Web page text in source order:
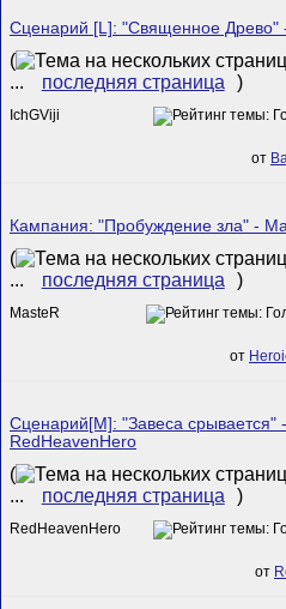
Сценарий [L]: "Священное Древо"
(
...
последняя страница )
IchGViji
от
Кампания: "Пробуждение зла" -
(
...
последняя страница )
MasteR
от
Сценарий[M]: "Завеса срывается" -
RedHeavenHero
(
...
последняя страница )
RedHeavenHero
от